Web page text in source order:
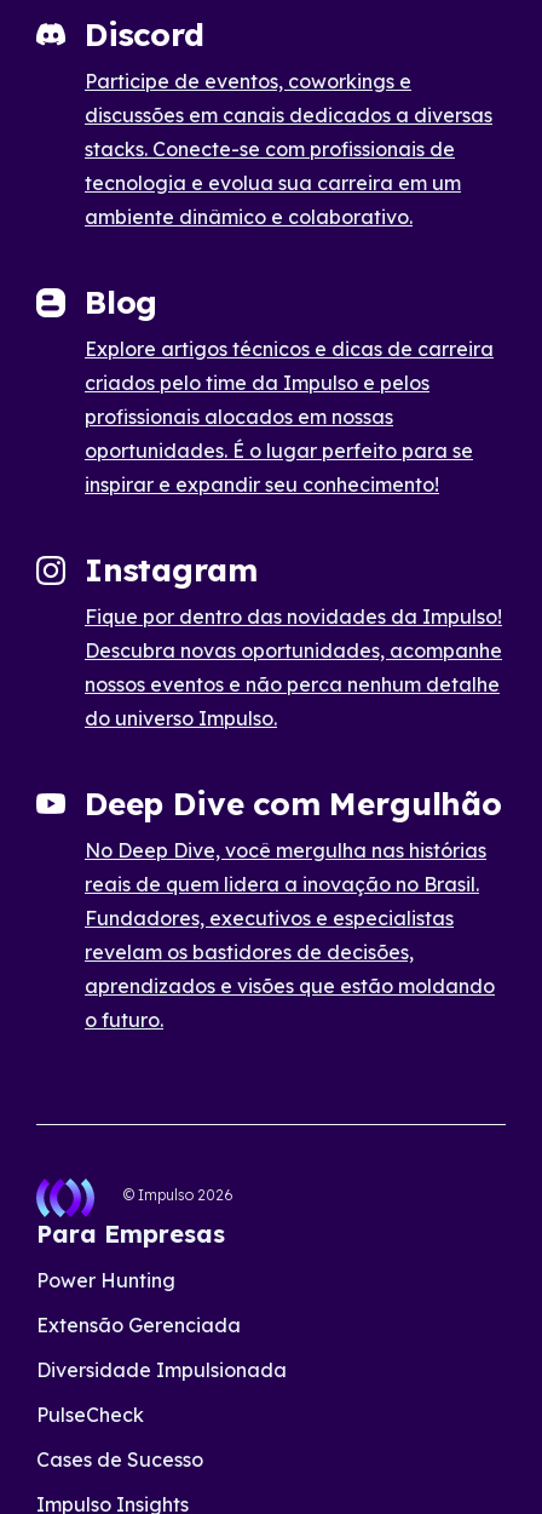
Discord
Participe de eventos, coworkings e
discussões em canais dedicados a diversas
stacks. Conecte-se com profissionais de
tecnologia e evolua sua carreira em um
ambiente dinâmico e colaborativo.
Blog
Explore artigos técnicos e dicas de carreira
criados pelo time da Impulso e pelos
profissionais alocados em nossas
oportunidades. É o lugar perfeito para se
inspirar e expandir seu conhecimento!
Instagram
Fique por dentro das novidades da Impulso!
Descubra novas oportunidades, acompanhe
nossos eventos e não perca nenhum detalhe
do universo Impulso.
Deep Dive com Mergulhão
No Deep Dive, você mergulha nas histórias
reais de quem lidera a inovação no Brasil.
Fundadores, executivos e especialistas
revelam os bastidores de decisões,
aprendizados e visões que estão moldando
o futuro.
© Impulso 2026
Para Empresas
Power Hunting
Extensão Gerenciada
Diversidade Impulsionada
PulseCheck
Cases de Sucesso
Impulso Insights